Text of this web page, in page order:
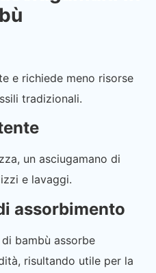
e richiede meno risorse
tradizionali.
un asciugamano di
e lavaggi.
assorbimento
bambù assorbe
risultando utile per la